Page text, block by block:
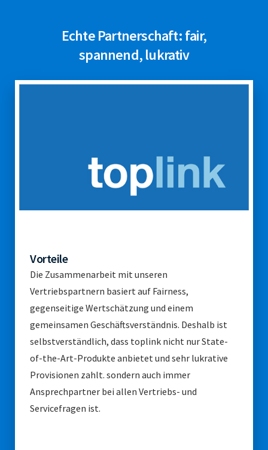
Echte Partnerschaft: fair,
spannend, lukrativ
Vorteile
Die Zusammenarbeit mit unseren
Vertriebspartnern basiert auf Fairness,
gegenseitige Wertschätzung und einem
gemeinsamen Geschäftsverständnis. Deshalb ist
selbstverständlich, dass toplink nicht nur State-
of-the-Art-Produkte anbietet und sehr lukrative
Provisionen zahlt. sondern auch immer
Ansprechpartner bei allen Vertriebs- und
Servicefragen ist.